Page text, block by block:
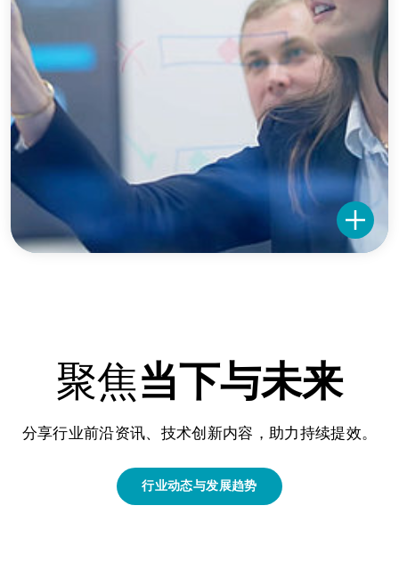
聚焦当下与未来
分享行业前沿资讯、技术创新内容，助力持续提效。
行业动态与发展趋势